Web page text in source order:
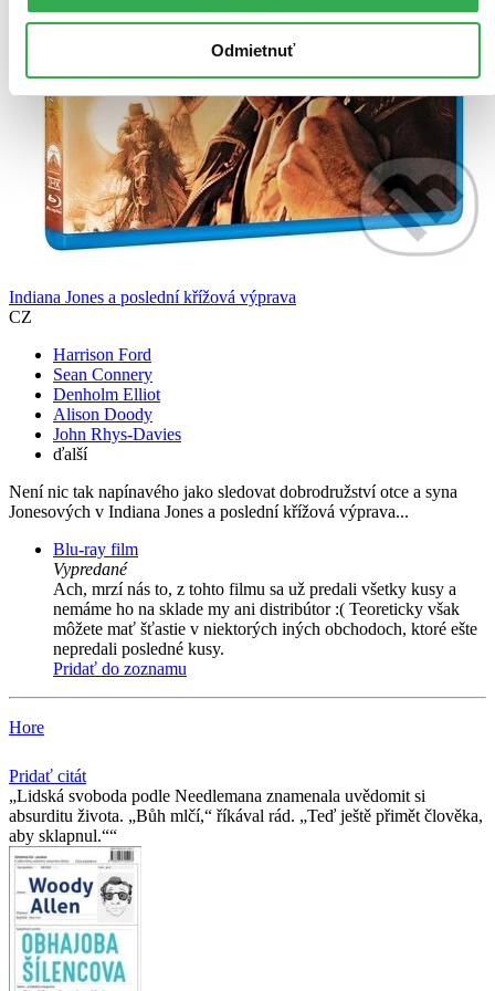
Odmietnuť
Indiana Jones a poslední křížová výprava
CZ
Harrison Ford
Sean Connery
Denholm Elliot
Alison Doody
John Rhys-Davies
ďalší
Není nic tak napínavého jako sledovat dobrodružství otce a syna
Jonesových v Indiana Jones a poslední křížová výprava...
Blu-ray film
Vypredané
Ach, mrzí nás to, z tohto filmu sa už predali všetky kusy a
nemáme ho na sklade my ani distribútor :( Teoreticky však
môžete mať šťastie v niektorých iných obchodoch, ktoré ešte
nepredali posledné kusy.
Pridať do zoznamu
Hore
Pridať citát
Lidská svoboda podle Needlemana znamenala uvědomit si
absurditu života. „Bůh mlčí,“ říkával rád. „Teď ještě přimět člověka,
aby sklapnul.“